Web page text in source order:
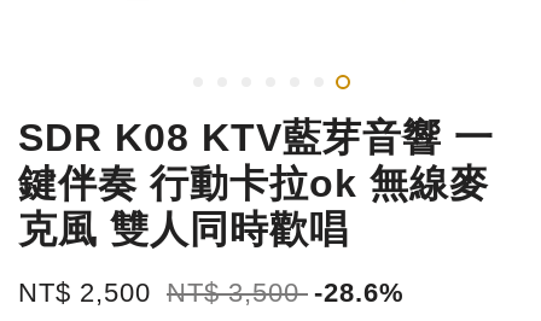
SDR K08 KTV藍芽音響 一
鍵伴奏 行動卡拉ok 無線麥
克風 雙人同時歡唱
NT$ 2,500 NT$ 3,500 -28.6%